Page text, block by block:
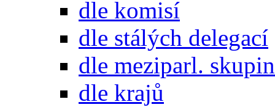
dle komisí
dle stálých delegací
dle meziparl. skupin
dle krajů